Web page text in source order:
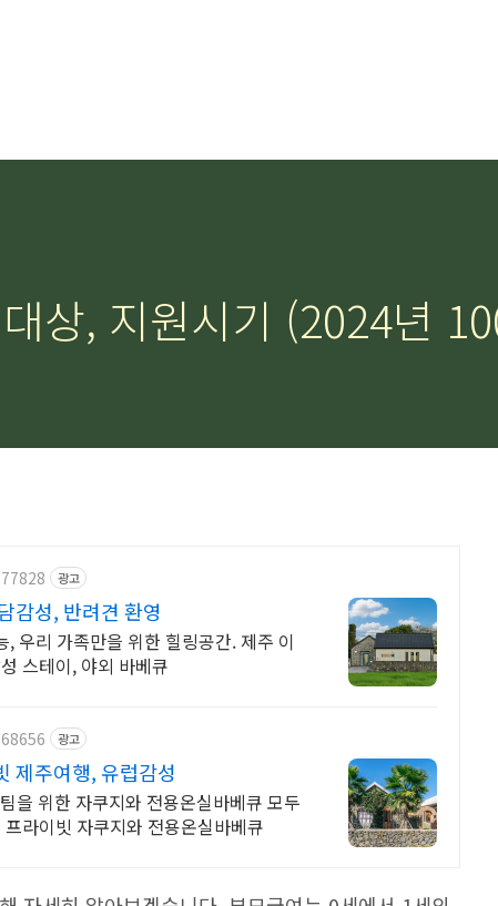
상, 지원시기 (2024년
광고
감성, 반려견 환영
이
스테이, 야외 바베큐
광고
제주여행, 유럽감성
을 위한 자쿠지와 전용온실바베큐 모두
라이빗 자쿠지와 전용온실바베큐